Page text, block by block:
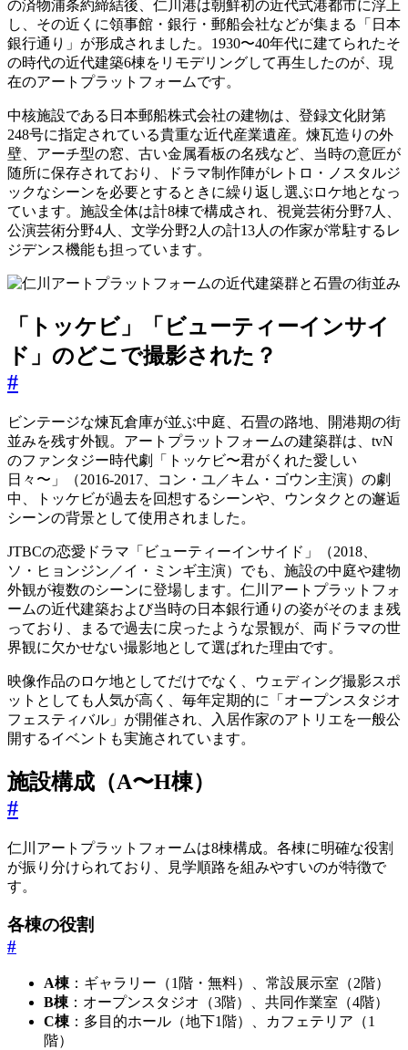
の済物浦条約締結後、仁川港は朝鮮初の近代式港都市に浮上
し、その近くに領事館・銀行・郵船会社などが集まる「日本
銀行通り」が形成されました。1930〜40年代に建てられたそ
の時代の近代建築6棟をリモデリングして再生したのが、現
在のアートプラットフォームです。
中核施設である日本郵船株式会社の建物は、登録文化財第
248号に指定されている貴重な近代産業遺産。煉瓦造りの外
壁、アーチ型の窓、古い金属看板の名残など、当時の意匠が
随所に保存されており、ドラマ制作陣がレトロ・ノスタルジ
ックなシーンを必要とするときに繰り返し選ぶロケ地となっ
ています。施設全体は計8棟で構成され、視覚芸術分野7人、
公演芸術分野4人、文学分野2人の計13人の作家が常駐するレ
ジデンス機能も担っています。
「トッケビ」「ビューティーインサイ
ド」のどこで撮影された？
#
ビンテージな煉瓦倉庫が並ぶ中庭、石畳の路地、開港期の街
並みを残す外観。アートプラットフォームの建築群は、tvN
のファンタジー時代劇「トッケビ〜君がくれた愛しい
日々〜」（2016-2017、コン・ユ／キム・ゴウン主演）の劇
中、トッケビが過去を回想するシーンや、ウンタクとの邂逅
シーンの背景として使用されました。
JTBCの恋愛ドラマ「ビューティーインサイド」（2018、
ソ・ヒョンジン／イ・ミンギ主演）でも、施設の中庭や建物
外観が複数のシーンに登場します。仁川アートプラットフォ
ームの近代建築および当時の日本銀行通りの姿がそのまま残
っており、まるで過去に戻ったような景観が、両ドラマの世
界観に欠かせない撮影地として選ばれた理由です。
映像作品のロケ地としてだけでなく、ウェディング撮影スポ
ットとしても人気が高く、毎年定期的に「オープンスタジオ
フェスティバル」が開催され、入居作家のアトリエを一般公
開するイベントも実施されています。
施設構成（A〜H棟）
#
仁川アートプラットフォームは8棟構成。各棟に明確な役割
が振り分けられており、見学順路を組みやすいのが特徴で
す。
各棟の役割
#
A棟 ：ギャラリー（1階・無料）、常設展示室（2階）
B棟 ：オープンスタジオ（3階）、共同作業室（4階）
C棟 ：多目的ホール（地下1階）、カフェテリア（1
階）